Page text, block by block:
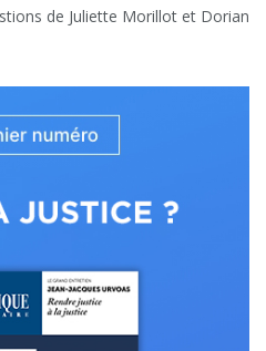
de Juliette Morillot et Dorian